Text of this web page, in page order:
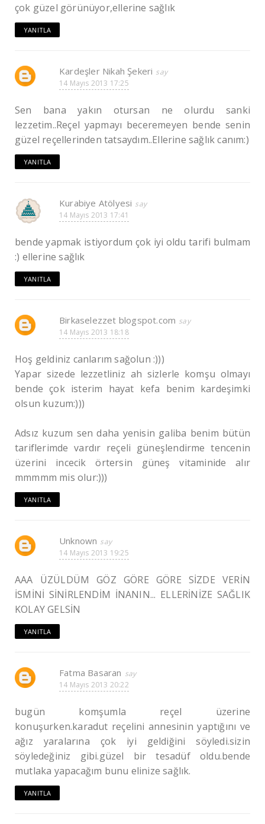
çok güzel görünüyor,ellerine sağlık
YANITLA
Kardeşler Nikah Şekeri
14 Mayıs 2013 17:25
Sen bana yakın otursan ne olurdu sanki
lezzetim..Reçel yapmayı beceremeyen bende senin
güzel reçellerinden tatsaydım..Ellerine sağlık canım:)
YANITLA
Kurabiye Atölyesi
14 Mayıs 2013 17:41
bende yapmak istiyordum çok iyi oldu tarifi bulmam
:) ellerine sağlık
YANITLA
Birkaselezzet blogspot.com
14 Mayıs 2013 18:18
Hoş geldiniz canlarım sağolun :)))
Yapar sizede lezzetliniz ah sizlerle komşu olmayı
bende çok isterim hayat kefa benim kardeşimki
olsun kuzum:)))
Adsız kuzum sen daha yenisin galiba benim bütün
tariflerimde vardır reçeli güneşlendirme tencenin
üzerini incecik örtersin güneş vitaminide alır
mmmmm mis olur:)))
YANITLA
Unknown
14 Mayıs 2013 19:25
AAA ÜZÜLDÜM GÖZ GÖRE GÖRE SİZDE VERİN
İSMİNİ SİNİRLENDİM İNANIN... ELLERİNİZE SAĞLIK
KOLAY GELSİN
YANITLA
Fatma Basaran
14 Mayıs 2013 20:22
bugün komşumla reçel üzerine
konuşurken.karadut reçelini annesinin yaptığını ve
ağız yaralarına çok iyi geldiğini söyledi.sizin
söyledeğiniz gibi.güzel bir tesadüf oldu.bende
mutlaka yapacağım bunu elinize sağlık.
YANITLA